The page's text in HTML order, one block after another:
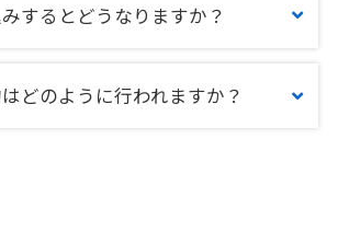
するとどうなりますか？
どのように行われますか？